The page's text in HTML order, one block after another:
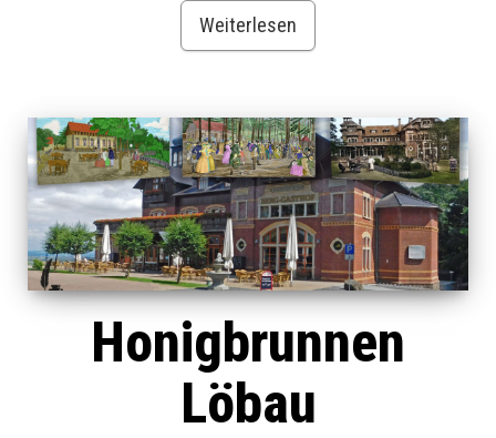
Weiterlesen
Honigbrunnen
Löbau